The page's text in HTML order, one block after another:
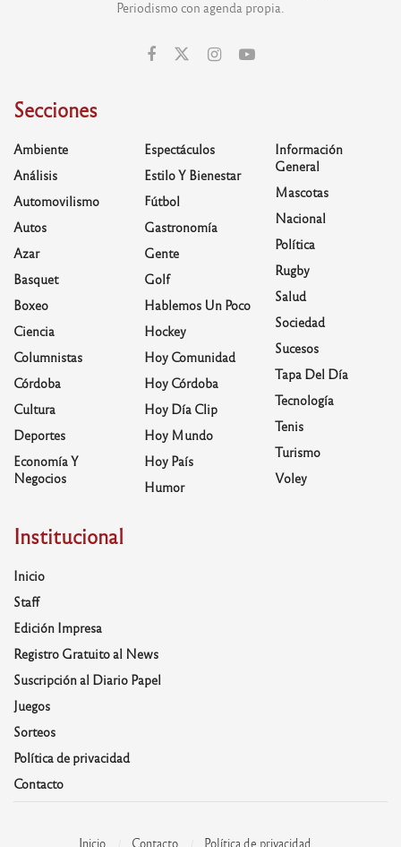
Periodismo con agenda propia.
Secciones
Ambiente
Análisis
Automovilismo
Autos
Azar
Basquet
Boxeo
Ciencia
Columnistas
Córdoba
Cultura
Deportes
Economía Y
Negocios
Espectáculos
Estilo Y Bienestar
Fútbol
Gastronomía
Gente
Golf
Hablemos Un Poco
Hockey
Hoy Comunidad
Hoy Córdoba
Hoy Día Clip
Hoy Mundo
Hoy País
Humor
Información
General
Mascotas
Nacional
Política
Rugby
Salud
Sociedad
Sucesos
Tapa Del Día
Tecnología
Tenis
Turismo
Voley
Institucional
Inicio
Staff
Edición Impresa
Registro Gratuito al News
Suscripción al Diario Papel
Juegos
Sorteos
Política de privacidad
Contacto
Inicio Contacto Política de privacidad